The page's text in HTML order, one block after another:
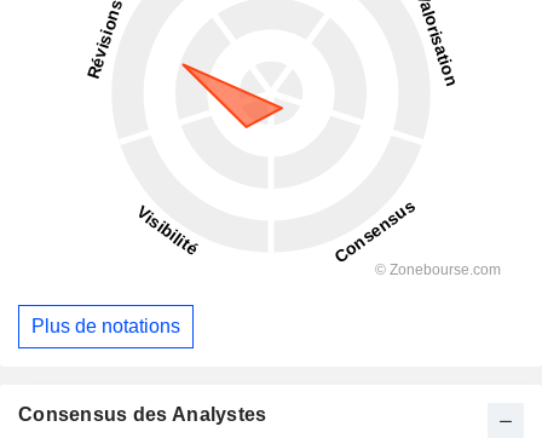
Plus de notations
Consensus des Analystes